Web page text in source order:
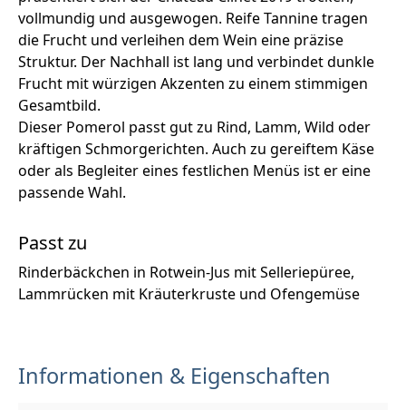
vollmundig und ausgewogen. Reife Tannine tragen
die Frucht und verleihen dem Wein eine präzise
Struktur. Der Nachhall ist lang und verbindet dunkle
Frucht mit würzigen Akzenten zu einem stimmigen
Gesamtbild.
Dieser Pomerol passt gut zu Rind, Lamm, Wild oder
kräftigen Schmorgerichten. Auch zu gereiftem Käse
oder als Begleiter eines festlichen Menüs ist er eine
passende Wahl.
Passt zu
Rinderbäckchen in Rotwein-Jus mit Selleriepüree,
Lammrücken mit Kräuterkruste und Ofengemüse
Informationen & Eigenschaften